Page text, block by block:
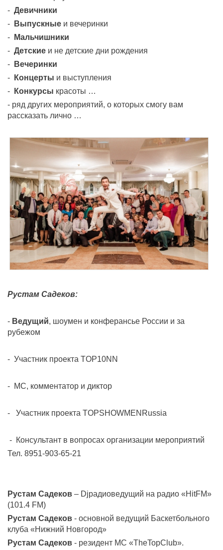
- Девичники
-
Выпускные и вечеринки
-
Мальчишники
- Детские и не детские дни рождения
-
Вечеринки
-
Концерты и выступления
-
Конкурсы красоты …
- ряд других мероприятий, о которых смогу вам
рассказать лично …
Рустам Садеков:
- Ведущий, шоумен и конферансье России и за
рубежом
- Участник проекта TOP10NN
- МС, комментатор и диктор
- Участник проекта TOPSHOWMENRussia
- Консультант в вопросах организации мероприятий
Тел. 8951-903-65-21
Рустам Садеков – Djрадиоведущий на радио «HitFM»
(101.4 FM)
Рустам Садеков - основной ведущий Баскетбольного
клуба «Нижний Новгород»
Рустам Садеков - резидент МС «TheTopClub».